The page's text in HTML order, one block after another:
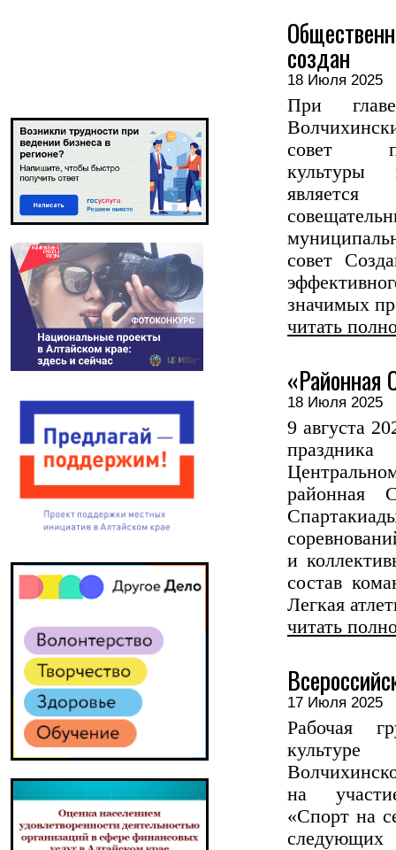
создан
18 Июля
При главе
совет
культуры
совет
значимых
читать
«Районная
18 Июля
9 августа
районная
и
состав
Легкая
читать
17 Июля
Рабочая
на
«Спорт на
следующих